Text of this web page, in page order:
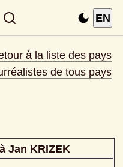
EN
à la liste des pays
de tous pays
Jan KRIZEK